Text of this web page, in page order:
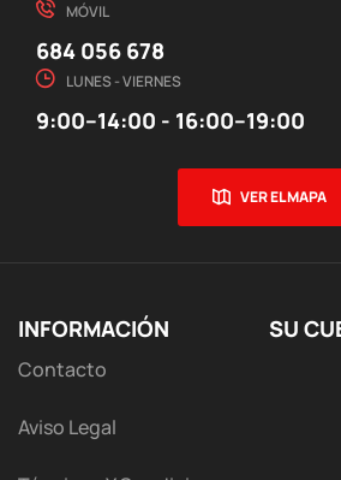
MÓVIL
684 056 678
LUNES - VIERNES
9:00–14:00 - 16:00–19:00
VER EL MAPA
INFORMACIÓN
Contacto
Aviso Legal
SU